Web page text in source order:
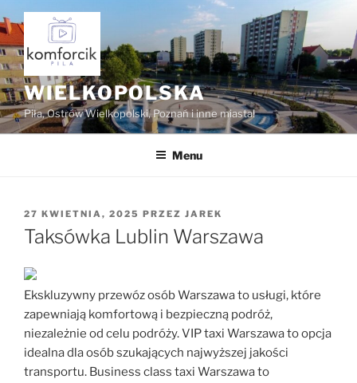
Przejdź
do
treści
WIELKOPOLSKA
Piła, Ostrów Wielkopolski, Poznań i inne miasta!
Menu
OPUBLIKOWANE
W
27 KWIETNIA, 2025 PRZEZ JAREK
Taksówka Lublin Warszawa
Ekskluzywny przewóz osób Warszawa to usługi, które
zapewniają komfortową i bezpieczną podróż,
niezależnie od celu podróży. VIP taxi Warszawa to opcja
idealna dla osób szukających najwyższej jakości
transportu. Business class taxi Warszawa to